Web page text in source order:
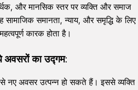
और मानसिक स्तर पर व्यक्ति और समाज
सामाजिक समानता, न्याय, और समृद्धि के लिए
कारक होता है।
अवसरों का उद्गम:
से नए अवसर उत्पन्न हो सकते हैं। इससे व्यक्ति